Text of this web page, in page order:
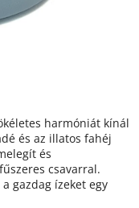
harmóniát kínál
és az illatos fahéj
és
csavarral.
gazdag ízeket egy